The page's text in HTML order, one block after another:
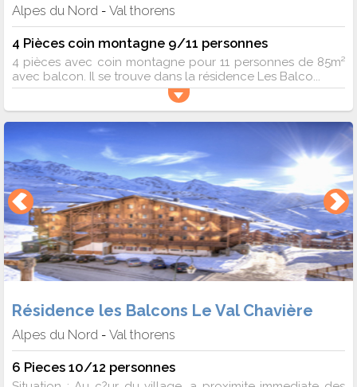
Alpes du Nord - Val thorens
4 Pièces coin montagne 9/11 personnes
4 pièces avec coin montagne pour 11 personnes de 85m²
avec balcon. Il se trouve dans la résidence Les Balco...
Résidence les Balcons Le Val Chavière
Alpes du Nord - Val thorens
6 Pieces 10/12 personnes